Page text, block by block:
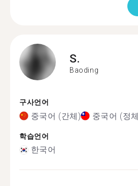
S.
Baoding
구사언어
중국어 (간체) 중국어 (정
학습언어
한국어